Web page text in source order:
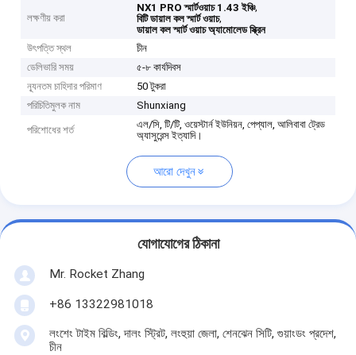
লক্ষণীয় করা
NX1 PRO স্মার্টওয়াচ 1.43 ইঞ্চি,
বিটি ডায়াল কল স্মার্ট ওয়াচ,
ডায়াল কল স্মার্ট ওয়াচ অ্যামোলেড স্ক্রিন
উৎপত্তি স্থল
চীন
ডেলিভারি সময়
৫-৮ কার্যদিবস
ন্যূনতম চাহিদার পরিমাণ
50 টুকরা
পরিচিতিমুলক নাম
Shunxiang
পরিশোধের শর্ত
এল/সি, টি/টি, ওয়েস্টার্ন ইউনিয়ন, পেপ্যাল, আলিবাবা ট্রেড
অ্যাসুরেন্স ইত্যাদি।
আরো দেখুন
যোগাযোগের ঠিকানা
Mr. Rocket Zhang
+86 13322981018
লংশেং টাইম বিল্ডিং, দালং স্ট্রিট, লংহুয়া জেলা, শেনঝেন সিটি, গুয়াংডং প্রদেশ,
চীন